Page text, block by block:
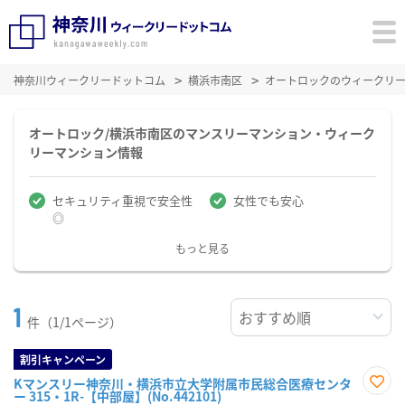
神奈川ウィークリードットコム 横浜市南区 オートロックのウィークリ
オートロック/横浜市南区のマンスリーマンション・ウィーク
リーマンション情報
セキュリティ重視で安全性
◎
女性でも安心
もっと見る
1 件（1/1ページ）
割引キャンペーン
Kマンスリー神奈川・横浜市立大学附属市民総合医療センタ
ー 315・1R-【中部屋】(No.442101)